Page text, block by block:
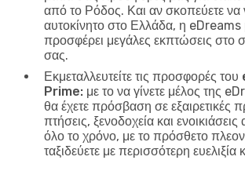
από το Ρόδος. Και αν σκοπεύετε να
αυτοκίνητο στο Ελλάδα, η eDreams
προσφέρει μεγάλες εκπτώσεις στο
σας.
Εκμεταλλευτείτε τις προσφορές
Prime: με το να γίνετε μέλος της
θα έχετε πρόσβαση σε εξαιρετικές
πτήσεις, ξενοδοχεία και
όλο το χρόνο, με το πρόσθετο
ταξιδεύετε με περισσότερη ευελιξία